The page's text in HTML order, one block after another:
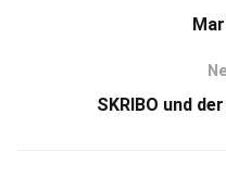
SKRIBO und